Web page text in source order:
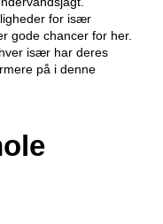
for især
gode chancer for her.
især har deres
på i denne